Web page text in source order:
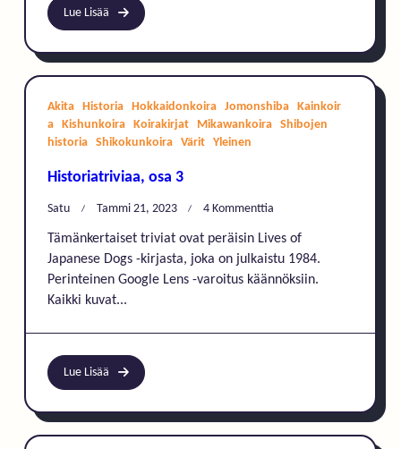
Lue Lisää
Akita Historia Hokkaidonkoira Jomonshiba
Kainkoir
a
Kishunkoira Koirakirjat Mikawankoira
Shibojen
historia
Shikokunkoira Värit Yleinen
Historiatriviaa, osa 3
Satu Tammi 21, 2023 4 Kommenttia
Osa
3
Tämänkertaiset triviat ovat peräisin Lives of
Japanese Dogs -kirjasta, joka on julkaistu 1984.
Perinteinen Google Lens -varoitus käännöksiin.
Kaikki kuvat...
Lue Lisää